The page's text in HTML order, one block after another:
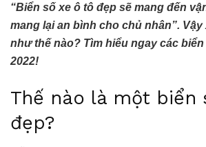
“Biển số xe ô tô đẹp sẽ mang đến
mang lại an bình cho chủ nhân”.
như thế nào? Tìm hiểu ngay các
2022!
Thế nào là một biển
đẹp?